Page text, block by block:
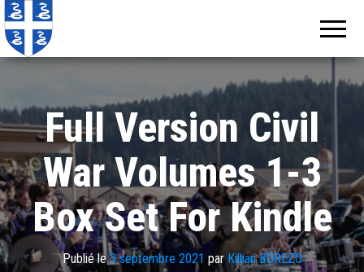
Full Version Civil
War Volumes 1-3
Box Set For Kindle
Publié le3 septembre 2021 parKillian BOREZO